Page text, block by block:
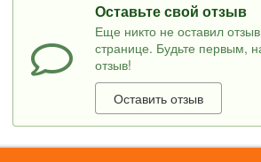
Оставьте свой отзыв
Еще никто не оставил
странице. Будьте первым,
отзыв!
Оставить отзыв